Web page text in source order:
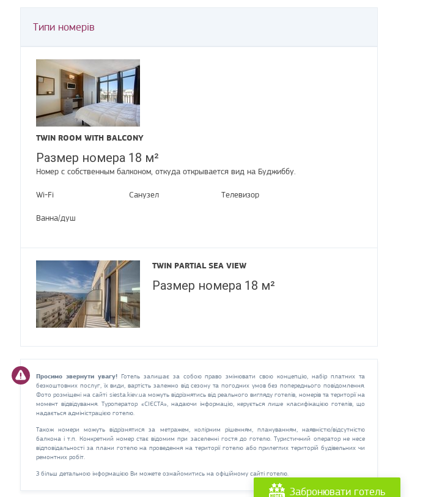
Типи номерів
TWIN ROOM WITH BALCONY
Размер номера 18 м²
Номер с собственным балконом, откуда открывается вид на Буджиббу.
Wi-Fi Санузел Телевизор
Ванна/душ
TWIN PARTIAL SEA VIEW
Размер номера 18 м²
Просимо звернути увагу!Готель залишає за собою право змінювати свою концепцію, набір платних та
безкоштовних послуг, їх види, вартість залежно від сезону та погодних умов без попереднього повідомлення.
Фото розміщені на сайті siesta.kiev.ua можуть відрізнятись від реального вигляду готелів, номерів та території на
момент відвідування. Туроператор «СІЄСТА», надаючи інформацію, керується лише класифікацією готелів, що
надається адміністрацією готелю.
Також номери можуть відрізнятися за метражем, колірним рішенням, плануванням, наявністю/відсутністю
балкона і т.п. Конкретний номер стає відомим при заселенні гостя до готелю. Туристичний оператор не несе
відповідальності за плани готелю на проведення на території готелю або прилеглих територій будівельних чи
ремонтних робіт.
З більш детальною інформацією Ви можете ознайомитись на офіційному сайті готелю.
Забронювати готель